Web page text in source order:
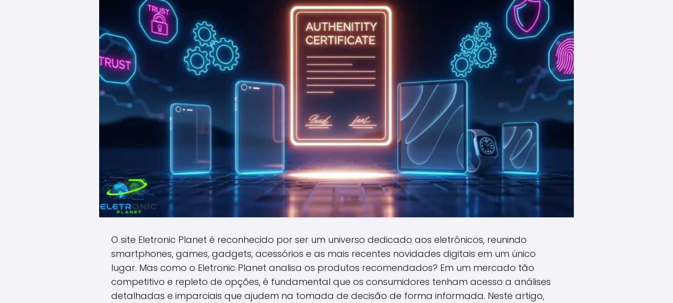
O site Eletronic Planet é reconhecido por ser um universo dedicado aos eletrônicos, reunindo
smartphones, games, gadgets, acessórios e as mais recentes novidades digitais em um único
lugar. Mas como o Eletronic Planet analisa os produtos recomendados? Em um mercado tão
competitivo e repleto de opções, é fundamental que os consumidores tenham acesso a análises
detalhadas e imparciais que ajudem na tomada de decisão de forma informada. Neste artigo,